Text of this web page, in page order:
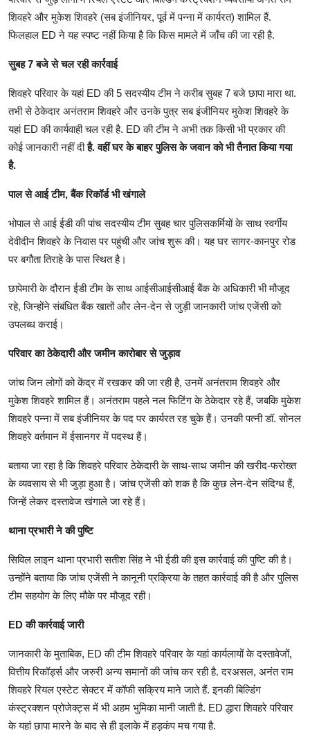
शिवहरे और मुकेश शिवहरे (सब इंजीनियर, पूर्व में पन्ना में कार्यरत) शामिल हैं.
फिलहाल ED ने यह स्पष्ट नहीं किया है कि किस मामले में जाँच की जा रही है.
सुबह 7 बजे से चल रही कार्रवाई
शिवहरे परिवार के यहां ED की 5 सदस्यीय टीम ने करीब सुबह 7 बजे छापा मारा था.
तभी से ठेकेदार अनंतराम शिवहरे और उनके पुत्र सब इंजीनियर मुकेश शिवहरे के
यहां ED की कार्यवाही चल रही है. ED की टीम ने अभी तक किसी भी प्रकार की
कोई जानकारी नहीं दीहै. वहीं घर के बाहर पुलिस के जवान को भी तैनात किया गया
है.
पाल से आई टीम, बैंक रिकॉर्ड भी खंगाले
भोपाल से आई ईडी की पांच सदस्यीय टीम सुबह चार पुलिसकर्मियों के साथ स्वर्गीय
देवीदीन शिवहरे के निवास पर पहुंची और जांच शुरू की। यह घर सागर-कानपुर रोड
पर बगौता तिराहे के पास स्थित है।
छापेमारी के दौरान ईडी टीम के साथ आईसीआईसीआई बैंक के अधिकारी भी मौजूद
रहे, जिन्होंने संबंधित बैंक खातों और लेन-देन से जुड़ी जानकारी जांच एजेंसी को
उपलब्ध कराई।
परिवार का ठेकेदारी और जमीन कारोबार से जुड़ाव
जांच जिन लोगों को केंद्र में रखकर की जा रही है, उनमें अनंतराम शिवहरे और
मुकेश शिवहरे शामिल हैं। अनंतराम पहले नल फिटिंग के ठेकेदार रहे हैं, जबकि मुकेश
शिवहरे पन्ना में सब इंजीनियर के पद पर कार्यरत रह चुके हैं। उनकी पत्नी डॉ. सोनल
शिवहरे वर्तमान में ईसानगर में पदस्थ हैं।
बताया जा रहा है कि शिवहरे परिवार ठेकेदारी के साथ-साथ जमीन की खरीद-फरोख्त
के व्यवसाय से भी जुड़ा हुआ है। जांच एजेंसी को शक है कि कुछ लेन-देन संदिग्ध हैं,
जिन्हें लेकर दस्तावेज खंगाले जा रहे हैं।
थाना प्रभारी ने की पुष्टि
सिविल लाइन थाना प्रभारी सतीश सिंह ने भी ईडी की इस कार्रवाई की पुष्टि की है।
उन्होंने बताया कि जांच एजेंसी ने कानूनी प्रक्रिया के तहत कार्रवाई की है और पुलिस
टीम सहयोग के लिए मौके पर मौजूद रही।
ED की कार्रवाई जारी
जानकारी के मुताबिक, ED की टीम शिवहरे परिवार के यहां कार्यलायों के दस्‍तावेजों,
वित्तीय रिकॉर्ड्स और जरुरी अन्‍य समानों की जांच कर रही है. दरअसल, अनंत राम
शिवहरे रियल एस्‍टेट सेक्‍टर में कॉफी सक्रिय माने जाते हैं. इनकी बिल्डिंग
कंस्‍ट्रक्‍शन प्रोजेक्‍ट्स में भी अहम भुमिका मानी जाती है. ED द्धारा शिवहरे परिवार
के यहां छापा मारने के बाद से ही इलाके में हड़कंप मच गया है.